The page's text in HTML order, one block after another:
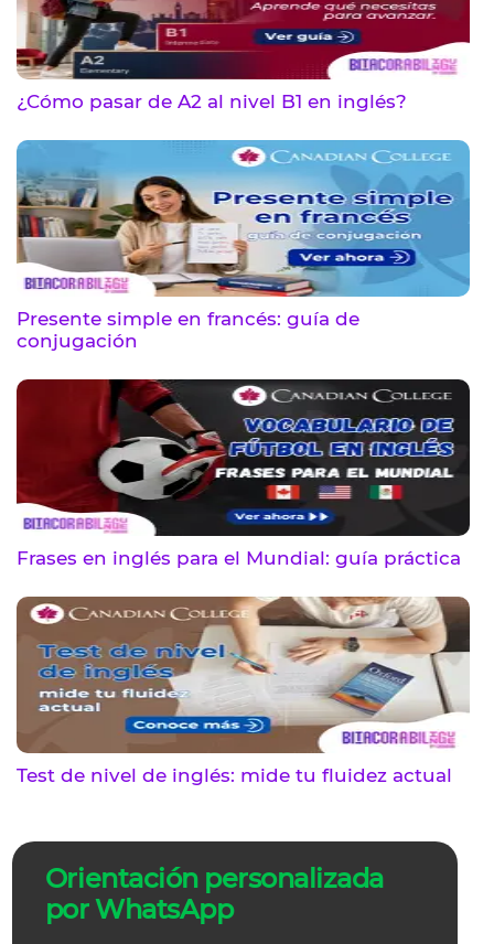
¿Cómo pasar de A2 al nivel B1 en inglés?
Presente simple en francés: guía de
conjugación
Frases en inglés para el Mundial: guía práctica
Test de nivel de inglés: mide tu fluidez actual
Orientación personalizada
por WhatsApp